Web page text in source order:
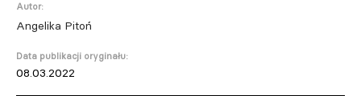
Autor:
Angelika Pitoń
Data publikacji oryginału:
08.03.2022